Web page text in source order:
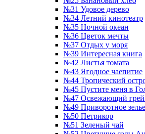
№31 Удовое дерево
№34 Летний кинотеатр
№35 Ночной океан
№36 Цветок мечты
№37 Отдых у моря
№39 Интересная книга
№42 Листья томата
№43 Ягодное чаепитие
№44 Тропический
№45 Пустите меня в
№47 Освежающий
№49 Приворотное зелье
№50 Петрикор
№51 Зеленый чай